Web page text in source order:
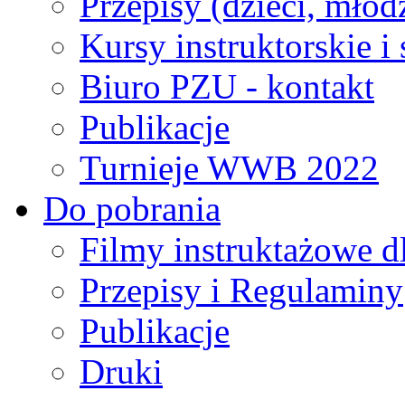
Kursy instruktorskie i
Biuro PZU - kontakt
Publikacje
Turnieje WWB 2022
Do pobrania
Filmy instruktażowe
Przepisy i Regulaminy
Publikacje
Druki